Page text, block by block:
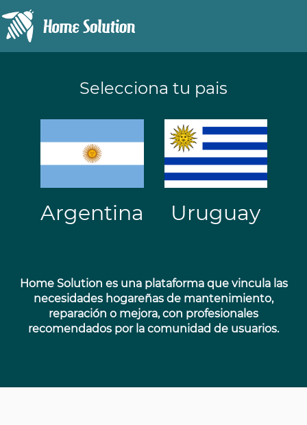
Selecciona tu pais
Argentina Uruguay
Home Solution es una plataforma que vincula las
necesidades hogareñas de mantenimiento,
reparación o mejora, con profesionales
recomendados por la comunidad de usuarios.